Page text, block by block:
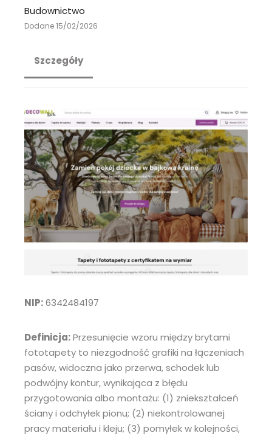
Budownictwo
Dodane 15/02/2026
Szczegóły
NIP:6342484197
Definicja:Przesunięcie wzoru między brytami
fototapety to niezgodność grafiki na łączeniach
pasów, widoczna jako przerwa, schodek lub
podwójny kontur, wynikająca z błędu
przygotowania albo montażu: (1) zniekształceń
ściany i odchyłek pionu; (2) niekontrolowanej
pracy materiału i kleju; (3) pomyłek w kolejności,